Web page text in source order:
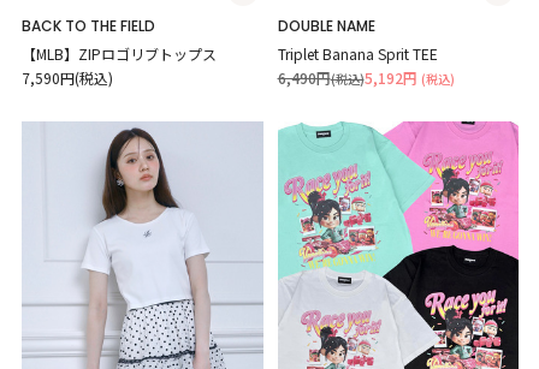
BACK TO THE FIELD
【MLB】ZIPロゴリブトップス
7,590円(税込)
DOUBLE NAME
Triplet Banana Sprit TEE
5,192円 (税込)
6,490円(税込)